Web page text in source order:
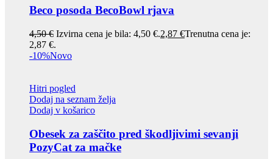
Beco posoda BecoBowl rjava
4,50€ Izvirna cena je bila: 4,50 €.2,87 €Trenutna cena je:
2,87 €.
-10%Novo
Hitri pogled
Dodaj na seznam želja
Dodaj v košarico
Obesek za zaščito pred škodljivimi sevanji
PozyCat za mačke